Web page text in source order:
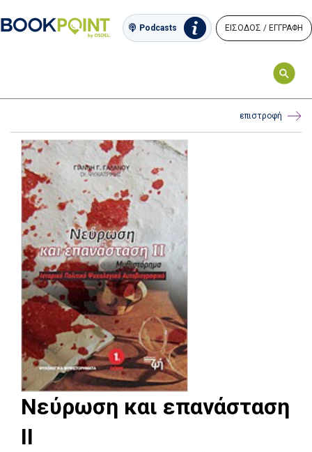
Podcasts ΕΙΣΟΔΟΣ / ΕΓΓΡΑΦΗ
επιστροφή
Νεύρωση και επανάσταση
ΙΙ